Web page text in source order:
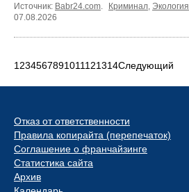
Источник: Babr24.com. Криминал, Экология
07.08.2026
1 234567891011121314Следующий
Отказ от ответственности
Правила копирайта (перепечаток)
Соглашение о франчайзинге
Статистика сайта
Архив